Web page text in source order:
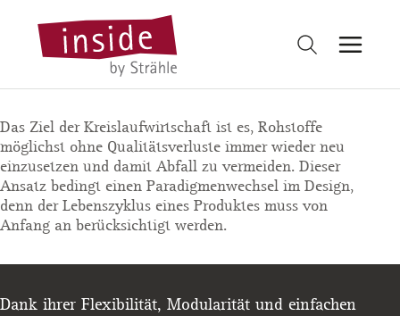
Das Ziel der Kreislaufwirtschaft ist es, Rohstoffe
möglichst ohne Qualitätsverluste immer wieder neu
einzusetzen und damit Abfall zu vermeiden. Dieser
Ansatz bedingt einen Paradigmenwechsel im Design,
denn der Lebenszyklus eines Produktes muss von
Anfang an berücksichtigt werden.
Dank ihrer Flexibilität, Modularität und einfachen